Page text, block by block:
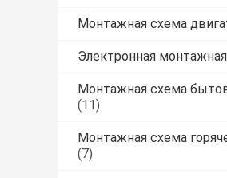
Монтажная схема
Электронная
Монтажная схема
(11)
Монтажная схема
(7)